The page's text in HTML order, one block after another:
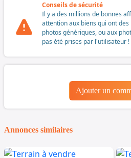
Conseils de sécurité
Il y a des millions de bonnes
attention aux biens qui ont
photos génériques, ou aux
pas été prises par l'utilisateur !
Ajouter un
Annonces similaires